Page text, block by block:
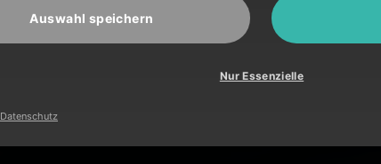
Auswahl speichern
Nur Essenzielle
Datenschutz